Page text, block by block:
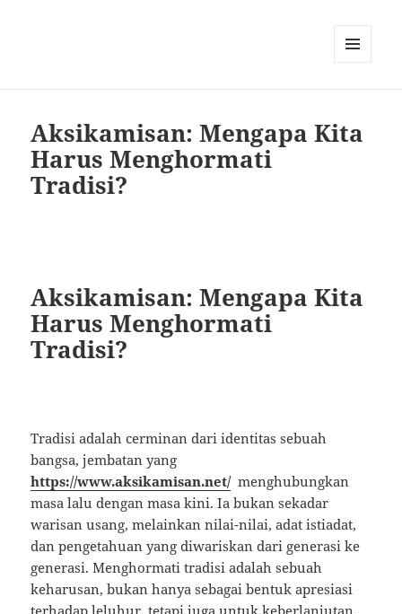
Aksikamisan: Mengapa Kita
Harus Menghormati
Tradisi?
Aksikamisan: Mengapa Kita
Harus Menghormati
Tradisi?
Tradisi adalah cerminan dari identitas sebuah
bangsa, jembatan yang
https://www.aksikamisan.net/menghubungkan
masa lalu dengan masa kini. Ia bukan sekadar
warisan usang, melainkan nilai-nilai, adat istiadat,
dan pengetahuan yang diwariskan dari generasi ke
generasi. Menghormati tradisi adalah sebuah
keharusan, bukan hanya sebagai bentuk apresiasi